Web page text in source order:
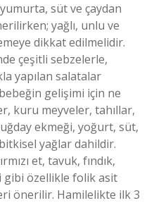
süt ve çaydan
yağlı, unlu ve
dikkat edilmelidir.
çeşitli sebzelerle,
yapılan salatalar
gelişimi için ne
kuru meyveler, tahıllar,
ekmeği, yoğurt, süt,
yağlar dahildir.
et, tavuk, fındık,
gibi özellikle folik asit
önerilir. Hamilelikte ilk 3